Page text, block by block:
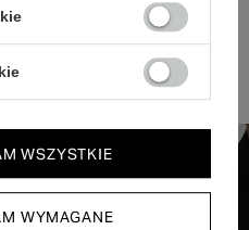
WYMAGANE
WSZYSTKIE